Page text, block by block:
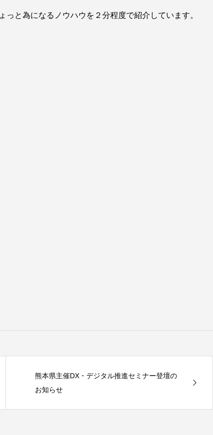
と為になるノウハウを２分程度で紹介しています。
熊本県主催DX・デジタル推進セミナー登壇の
お知らせ